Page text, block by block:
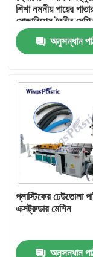
আমাদের সম্পর্কে
কারখানা ভ্রমণ
মান নিয়ন্ত্রণ
শিশা নমনীয় পায়ের
মোজাবিশেষ তৈরীর
অনুসন্ধান
প্লাস্টিকের ঢেউতোলা
এক্সট্রুডার মেশিন
অনুসন্ধান